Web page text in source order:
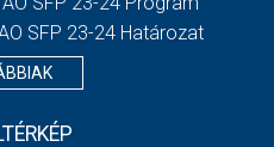
SFP 23-24 Határozat